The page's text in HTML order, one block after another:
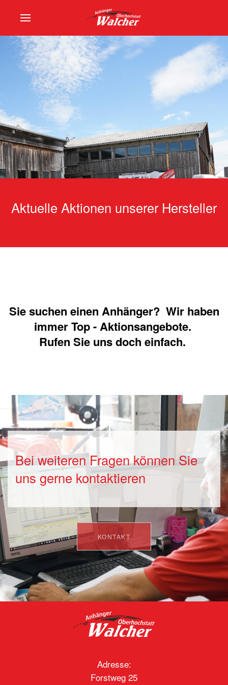
Aktuelle Aktionen unserer Hersteller
Sie suchen einen Anhänger? Wir haben
immer Top - Aktionsangebote.
Rufen Sie uns doch einfach.
Bei weiteren Fragen können Sie
uns gerne kontaktieren
KONTAKT
Adresse:
Forstweg 25